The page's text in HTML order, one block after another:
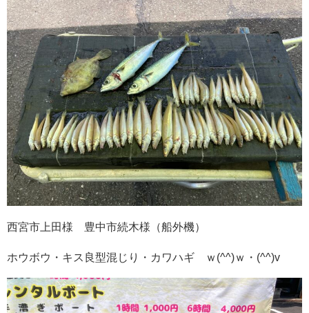
西宮市上田様 豊中市続木様（船外機）
ホウボウ・キス良型混じり・カワハギ ｗ(^^)ｗ・(^^)v